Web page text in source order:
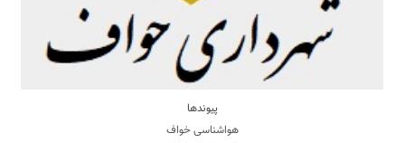
پیوندها
هواشناسی خواف